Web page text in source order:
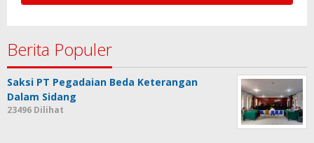
Berita Populer
Saksi PT Pegadaian Beda Keterangan
Dalam Sidang
23496 Dilihat